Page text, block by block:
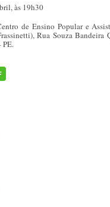
às 19h30
de Ensino Popular e
Rua Souza Bandeira
PE.